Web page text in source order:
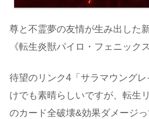
尊と不霊夢の友情が生み出した
《転生炎獣パイロ・フェニックス
待望のリンク4「サラマウング
けでも素晴らしいですが、転生
のカード全破壊&効果ダメージっ